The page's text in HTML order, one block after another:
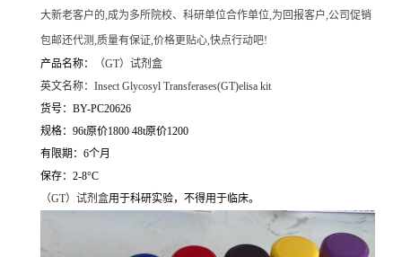
大新老客户的,成为多所院校、科研单位合作单位,为回报客户,公司促销
包邮还代测,质量有保证,价格更贴心,快点行动吧!
产品名称：
（GT）试剂盒
英文名称： Insect Glycosyl Transferases(GT)elisa kit
货号：BY-PC20626
规格：96t原价1800 48t原价1200
有限期：6个月
保存：2-8°C
（GT）试剂盒用于科研实验，不得用于临床。